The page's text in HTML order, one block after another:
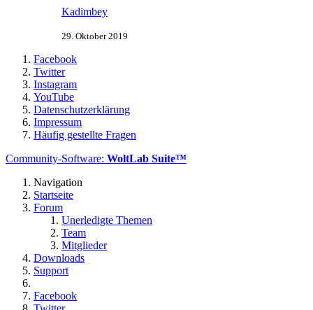
Kadimbey
29. Oktober 2019
Facebook
Twitter
Instagram
YouTube
Datenschutzerklärung
Impressum
Häufig gestellte Fragen
Community-Software: WoltLab Suite™
Navigation
Startseite
Forum
Unerledigte Themen
Team
Mitglieder
Downloads
Support
Facebook